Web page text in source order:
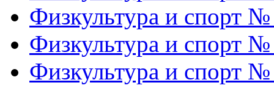
Физкультура и спорт
Физкультура и спорт
Физкультура и спорт